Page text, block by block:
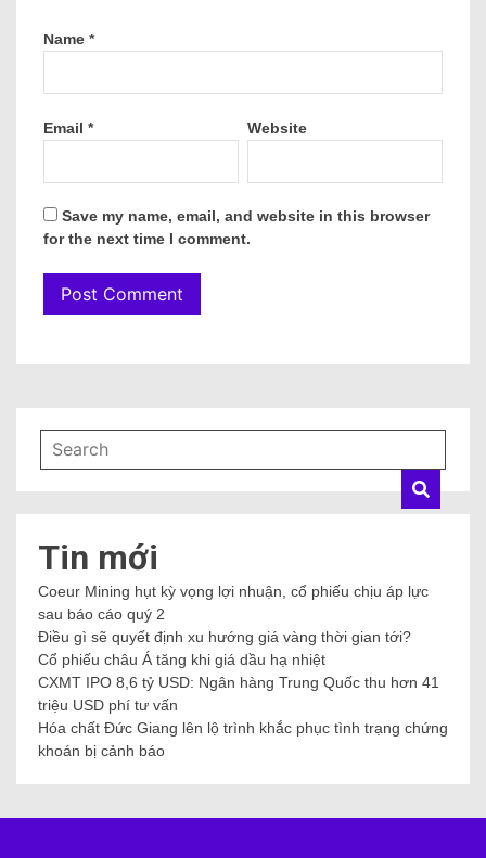
Name *
Email * Website
Save my name, email, and website in this browser
for the next time I comment.
Tin mới
Coeur Mining hụt kỳ vọng lợi nhuận, cổ phiếu chịu áp lực
sau báo cáo quý 2
Điều gì sẽ quyết định xu hướng giá vàng thời gian tới?
Cổ phiếu châu Á tăng khi giá dầu hạ nhiệt
CXMT IPO 8,6 tỷ USD: Ngân hàng Trung Quốc thu hơn 41
triệu USD phí tư vấn
Hóa chất Đức Giang lên lộ trình khắc phục tình trạng chứng
khoán bị cảnh báo